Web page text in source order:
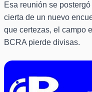
Esa reunión se
cierta de un nuevo
que certezas, el campo
BCRA pierde divisas.